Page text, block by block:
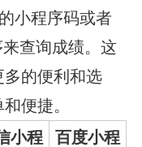
小程序码或者
查询成绩。这
的便利和选
便捷。
小程
百度小程